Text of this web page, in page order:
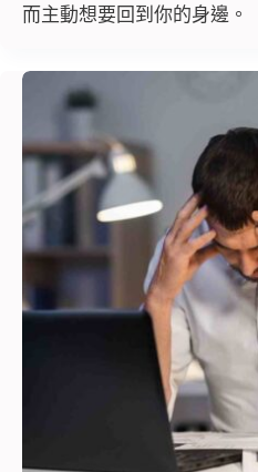
而主動想要回到你的身邊。